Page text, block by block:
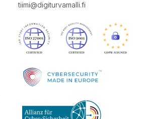
tiimi@digiturvamalli.fi